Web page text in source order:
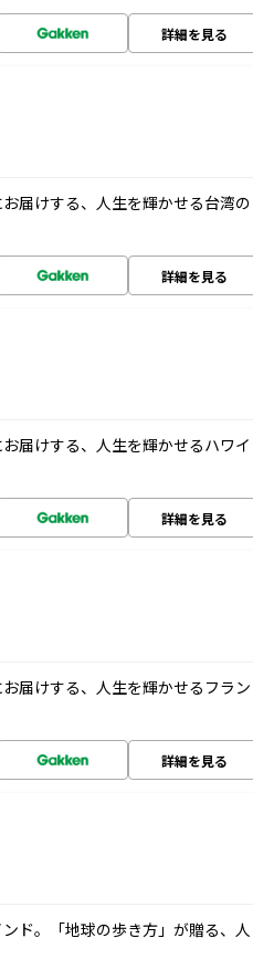
詳細を見る
届けする、人生を輝かせる台湾の
詳細を見る
届けする、人生を輝かせるハワイ
詳細を見る
届けする、人生を輝かせるフラン
詳細を見る
ド。「地球の歩き方」が贈る、人